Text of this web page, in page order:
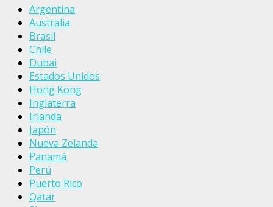
Argentina
Australia
Brasil
Chile
Dubai
Estados Unidos
Hong Kong
Inglaterra
Irlanda
Japón
Nueva Zelanda
Panamá
Perú
Puerto Rico
Qatar